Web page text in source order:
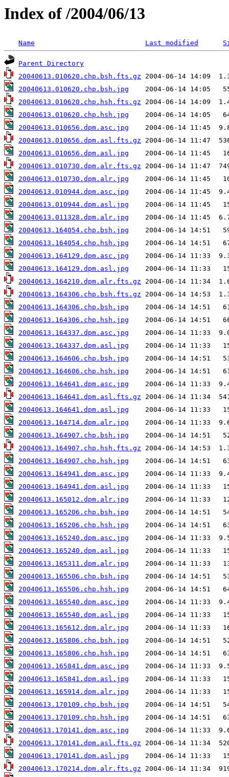
Index of /2004/06/13
Name Last modified
Parent Directory
20040613.010620.chp.bsh.fts.gz
20040613.010620.chp.bsh.jpg
20040613.010620.chp.hsh.fts.gz
20040613.010620.chp.hsh.jpg
20040613.010656.dpm.asc.jpg
20040613.010656.dpm.asl.fts.gz
20040613.010656.dpm.asl.jpg
20040613.010730.dpm.alr.fts.gz
20040613.010730.dpm.alr.jpg
20040613.010944.dpm.asc.jpg
20040613.010944.dpm.asl.jpg
20040613.011328.dpm.alr.jpg
20040613.164054.chp.bsh.jpg
20040613.164054.chp.hsh.jpg
20040613.164129.dpm.asc.jpg
20040613.164129.dpm.asl.jpg
20040613.164210.dpm.alr.fts.gz
20040613.164306.chp.bsh.fts.gz
20040613.164306.chp.bsh.jpg
20040613.164306.chp.hsh.jpg
20040613.164337.dpm.asc.jpg
20040613.164337.dpm.asl.jpg
20040613.164606.chp.bsh.jpg
20040613.164606.chp.hsh.jpg
20040613.164641.dpm.asc.jpg
20040613.164641.dpm.asl.fts.gz
20040613.164641.dpm.asl.jpg
20040613.164714.dpm.alr.jpg
20040613.164907.chp.bsh.jpg
20040613.164907.chp.hsh.fts.gz
20040613.164907.chp.hsh.jpg
20040613.164941.dpm.asc.jpg
20040613.164941.dpm.asl.jpg
20040613.165012.dpm.alr.jpg
20040613.165206.chp.bsh.jpg
20040613.165206.chp.hsh.jpg
20040613.165240.dpm.asc.jpg
20040613.165240.dpm.asl.jpg
20040613.165311.dpm.alr.jpg
20040613.165506.chp.bsh.jpg
20040613.165506.chp.hsh.jpg
20040613.165540.dpm.asc.jpg
20040613.165540.dpm.asl.jpg
20040613.165612.dpm.alr.jpg
20040613.165806.chp.bsh.jpg
20040613.165806.chp.hsh.jpg
20040613.165841.dpm.asc.jpg
20040613.165841.dpm.asl.jpg
20040613.165914.dpm.alr.jpg
20040613.170109.chp.bsh.jpg
20040613.170109.chp.hsh.jpg
20040613.170141.dpm.asc.jpg
20040613.170141.dpm.asl.fts.gz
20040613.170141.dpm.asl.jpg
20040613.170214.dpm.alr.fts.gz